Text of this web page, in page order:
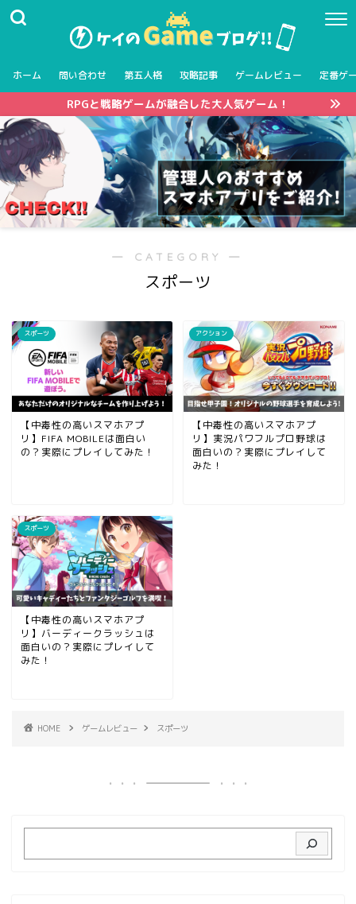
ホーム 問い合わせ 第五人格 攻略記事 ゲームレビュー 定番ゲ
RPGと戦略ゲームが融合した大人気ゲーム！
― CATEGORY ―
スポーツ
スポーツ
【中毒性の高いスマホアプ
リ】FIFA MOBILEは面白い
の？実際にプレイしてみた！
アクション
【中毒性の高いスマホアプ
リ】実況パワフルプロ野球は
面白いの？実際にプレイして
みた！
スポーツ
【中毒性の高いスマホアプ
リ】バーディークラッシュは
面白いの？実際にプレイして
みた！
HOME ゲームレビュー スポーツ